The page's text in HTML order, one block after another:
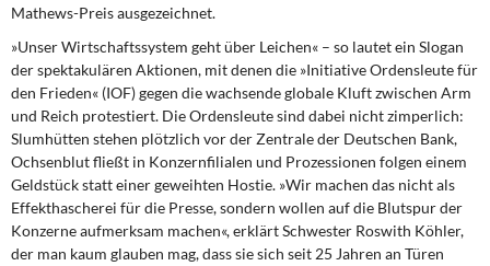
Öffentliche Infrastruktur und Daseinsvorsorge
Eurokrise und Griechenland
DIE LINKE
Weitere Themen
Memo-Gruppe
Mathews-Preis ausgezeichnet.
»Unser Wirtschaftssystem geht über Leichen« – so lautet ein Slogan
der spektakulären Aktionen, mit denen die »Initiative Ordensleute für
den Frieden« (IOF) gegen die wachsende globale Kluft zwischen Arm
und Reich protestiert. Die Ordensleute sind dabei nicht zimperlich:
Slumhütten stehen plötzlich vor der Zentrale der Deutschen Bank,
Ochsenblut fließt in Konzernfilialen und Prozessionen folgen einem
Geldstück statt einer geweihten Hostie. »Wir machen das nicht als
Effekthascherei für die Presse, sondern wollen auf die Blutspur der
Konzerne aufmerksam machen«, erklärt Schwester Roswith Köhler,
der man kaum glauben mag, dass sie sich seit 25 Jahren an Türen